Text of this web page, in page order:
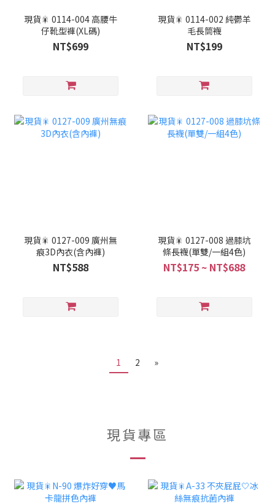
現貨🎇 0114-004 高腰牛
仔靴型褲(XL碼)
NT$699
現貨🎇 0114-002 純鬱羊
毛長筒襪
NT$199
現貨🎇 0127-009 廣州無
痕3D內衣(含內褲)
NT$588
現貨🎇 0127-008 過膝坑
條長襪(單雙/一組4色)
NT$175 ~ NT$688
1 2 »
現貨專區